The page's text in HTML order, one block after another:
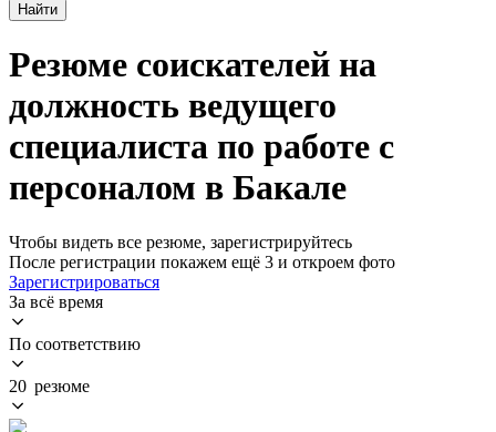
Найти
Резюме соискателей на
должность ведущего
специалиста по работе с
персоналом в Бакале
Чтобы видеть все резюме, зарегистрируйтесь
После регистрации покажем ещё 3 и откроем фото
Зарегистрироваться
За всё время
По соответствию
20 резюме